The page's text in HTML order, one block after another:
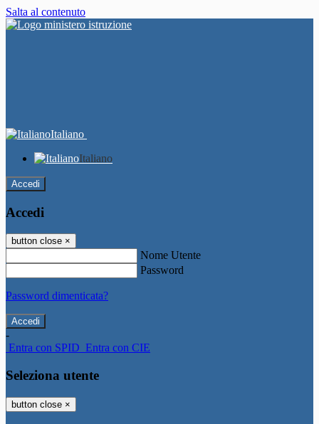
Salta al contenuto
Italiano
Italiano
Accedi
Accedi
button close ×
Nome Utente
Password
Password dimenticata?
-
Entra con SPID Entra con CIE
Seleziona utente
button close ×